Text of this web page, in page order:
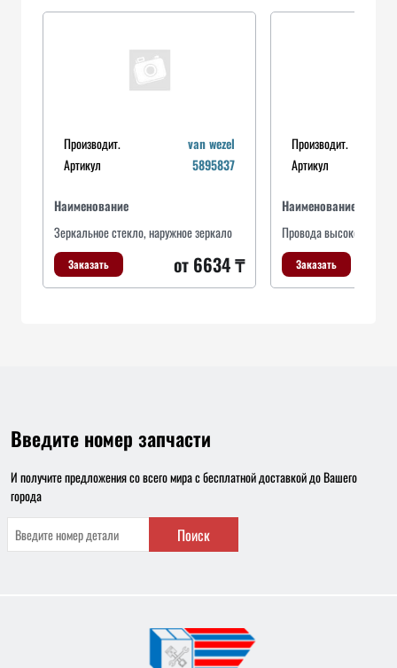
Производит.
van wezel
Артикул
5895837
Наименование
Зеркальное стекло, наружное зеркало
Заказать от 6634 ₸
Производит.
Артикул
Наименование
Провода
Заказать
Введите номер запчасти
И получите предложения со всего мира с бесплатной доставкой до Вашего
города
Поиск